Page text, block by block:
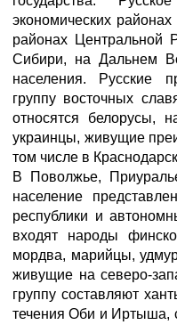
экономических
районах Центральной
Сибири, на Дальнем
населения. Русские
группу восточных
относятся белорусы,
украинцы, живущие
том числе в
В Поволжье,
население
республики и
входят народы
мордва, марийцы,
живущие на северо-
группу составляют
течения Оби и Иртыша,